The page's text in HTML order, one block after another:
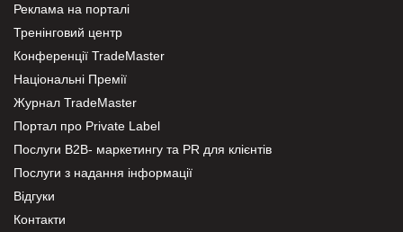
Реклама на порталі
Тренінговий центр
Конференції TradeMaster
Національні Премії
Журнал TradeMaster
Портал про Private Label
Послуги В2В- маркетингу та PR для клієнтів
Послуги з надання інформації
Відгуки
Контакти